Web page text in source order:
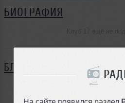
На сайте появился раздел
БИОГРАФИЯ
БЛОГ